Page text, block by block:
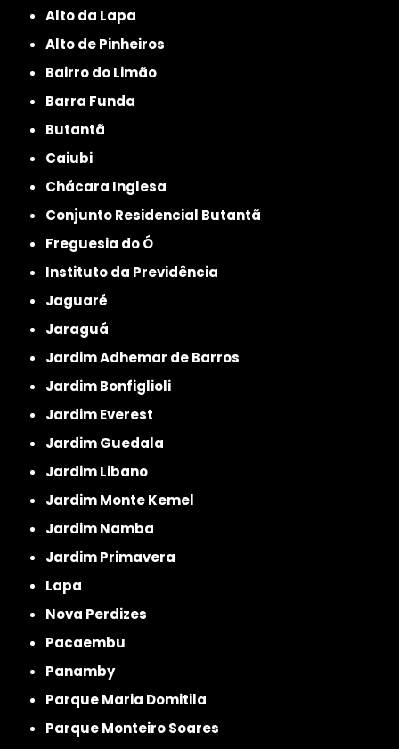
Alto da Lapa
Alto de Pinheiros
Bairro do Limão
Barra Funda
Butantã
Caiubi
Chácara Inglesa
Conjunto Residencial Butantã
Freguesia do Ó
Instituto da Previdência
Jaguaré
Jaraguá
Jardim Adhemar de Barros
Jardim Bonfiglioli
Jardim Everest
Jardim Guedala
Jardim Libano
Jardim Monte Kemel
Jardim Namba
Jardim Primavera
Lapa
Nova Perdizes
Pacaembu
Panamby
Parque Maria Domitila
Parque Monteiro Soares